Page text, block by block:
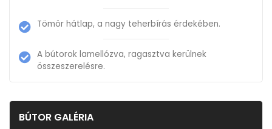
Tömör hátlap, a nagy teherbírás érdekében.
A bútorok lamellózva, ragasztva kerülnek
összeszerelésre.
BÚTOR GALÉRIA